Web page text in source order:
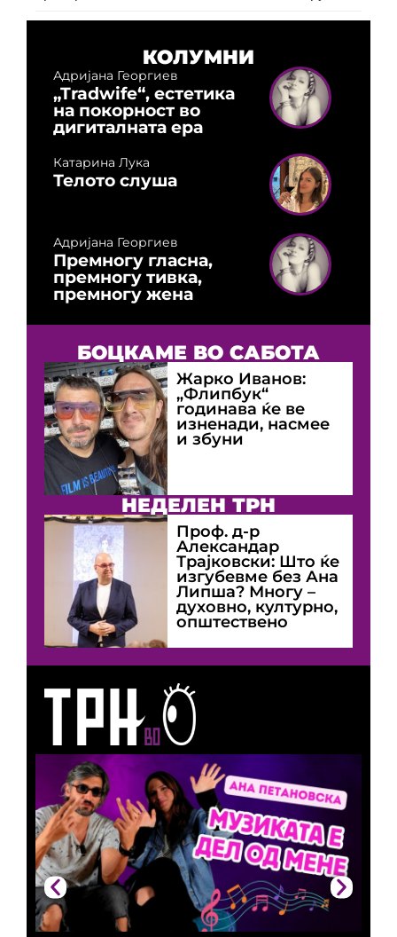
КОЛУМНИ
Адријана Георгиев
„Tradwife“, естетика
на покорност во
дигиталната ера
Катарина Лука
Телото слуша
Адријана Георгиев
Премногу гласна,
премногу тивка,
премногу жена
БОЦКАМЕ ВО САБОТА
Жарко Иванов:
„Флипбук“
годинава ќе ве
изненади, насмее
и збуни
НЕДЕЛЕН ТРН
Проф. д-р
Александар
Трајковски: Што ќе
изгубевме без Ана
Липша? Многу –
духовно, културно,
општествено